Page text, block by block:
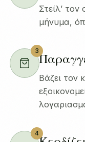
Στείλ’
μήνυμα,
3
Βάζει τον
4